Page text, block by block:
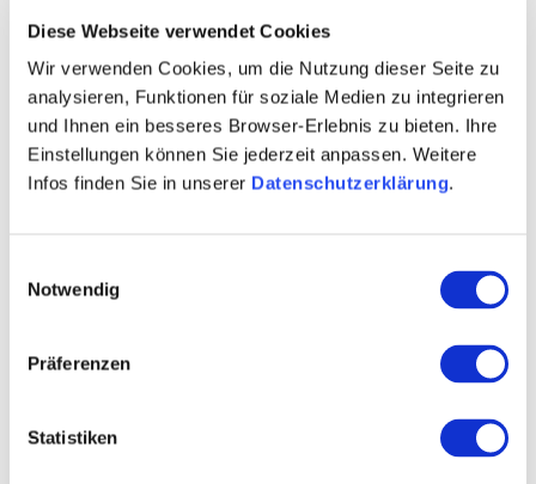
Diese Webseite verwendet Cookies
Wir verwenden Cookies, um die Nutzung dieser Seite zu
analysieren, Funktionen für soziale Medien zu integrieren
und Ihnen ein besseres Browser-Erlebnis zu bieten. Ihre
Einstellungen können Sie jederzeit anpassen. Weitere
Infos finden Sie in unserer Datenschutzerklärung.
Notwendig
Präferenzen
Statistiken
Willigis (975-1011) gelegt. Den Tag seiner
Einweihung (1009) überstand der Bau jedoch
aufgrund eines Brandes nicht, wodurch Willigis
mehr miterlebte. Erbaut nach dem Vorbild des
demonstrieren. Bis heute trägt das Bistum
den Ehrentitel "Heiliger Stuhl", was auf die
Kirche hindeutet.